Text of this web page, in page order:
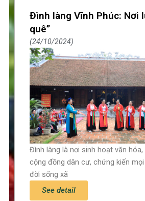
Đình làng Vĩnh Phúc: Nơi
quê”
24/10/2024
Đình làng là nơi sinh hoạt văn
cộng đồng dân cư, chứng kiến
đời sống xã
See detail